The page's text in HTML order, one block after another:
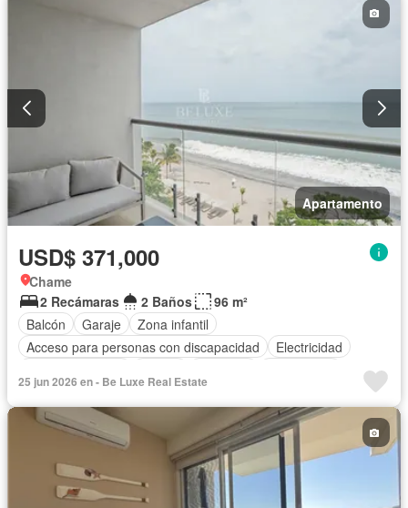
Apartamento
USD$ 371,000
Chame
2 Recámaras
2 Baños
96 m²
Balcón
Garaje
Zona infantil
Acceso para personas con discapacidad
Electricidad
Vista panorámica
Seguridad
25 jun 2026 en - Be Luxe Real Estate